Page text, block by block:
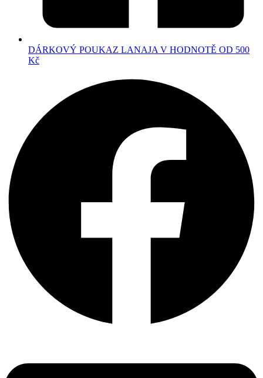
DÁRKOVÝ POUKAZ LANAJA V HODNOTĚ OD 500
Kč